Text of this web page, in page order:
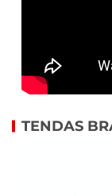
TENDAS